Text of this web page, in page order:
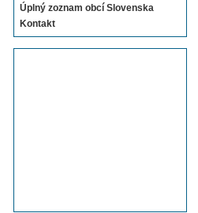
Úplný zoznam obcí Slovenska
Kontakt